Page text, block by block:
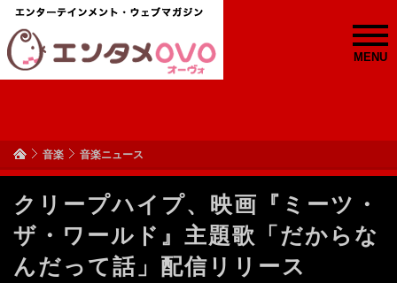
MENU
音楽 音楽ニュース
クリープハイプ、映画『ミーツ・
ザ・ワールド』主題歌「だからな
んだって話」配信リリース